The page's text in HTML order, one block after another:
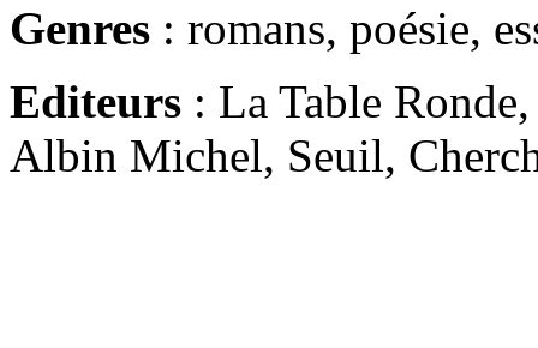
Genres : romans, poésie,
Editeurs : La Table
Albin Michel, Seuil,